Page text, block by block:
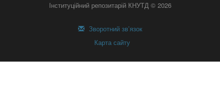
Інституційний репозитарій КНУТД © 2026
Зворотний зв’язок
Карта сайту